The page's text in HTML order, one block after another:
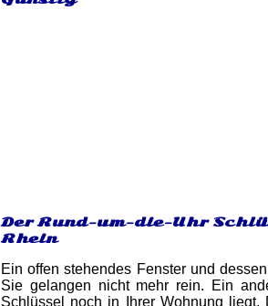
Der Rund-um-die-Uhr
Rhein
Ein offen stehendes Fenster und
Sie gelangen nicht mehr rein. Ein
Schlüssel noch in Ihrer Wohnung